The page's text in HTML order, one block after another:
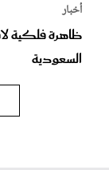
أخبار
ظاهرة فلكية
السعودية